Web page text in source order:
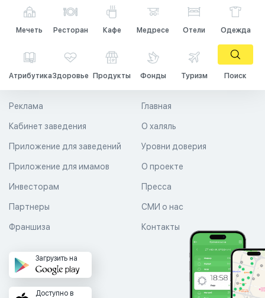
Мечеть Ресторан Кафе Медресе Отели Одежда
АтрибутикаЗдоровье Продукты Фонды Туризм Поиск
Главная
О халяль
Уровни доверия
Реклама
Кабинет заведения
Приложение для заведений
Приложение для имамов О проекте
Пресса
СМИ о нас
Контакты
Инвесторам
Партнеры
Франшиза
Загрузить на
Доступно в